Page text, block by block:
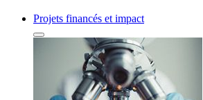
Projets financés et impact